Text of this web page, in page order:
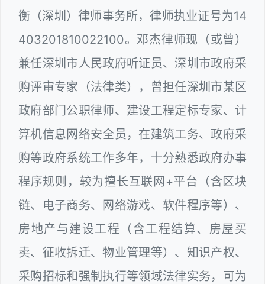
衡（深圳）律师事务所，律师执业证号为14
403201810022100。邓杰律师现（或曾）
兼任深圳市人民政府听证员、深圳市政府采
购评审专家（法律类），曾担任深圳市某区
政府部门公职律师、建设工程定标专家、计
算机信息网络安全员，在建筑工务、政府采
购等政府系统工作多年，十分熟悉政府办事
程序规则，较为擅长互联网+平台（含区块
链、电子商务、网络游戏、软件程序等）、
房地产与建设工程（含工程结算、房屋买
卖、征收拆迁、物业管理等）、知识产权、
采购招标和强制执行等领域法律实务，可为